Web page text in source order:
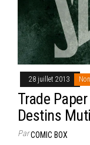
28 juillet 2013 Non
Trade
Destins
ParCOMIC BOX